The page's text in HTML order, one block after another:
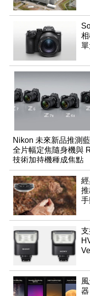
Nikon 未來新品推測藍
全片幅定焦隨身機與
技術加持機種成焦點